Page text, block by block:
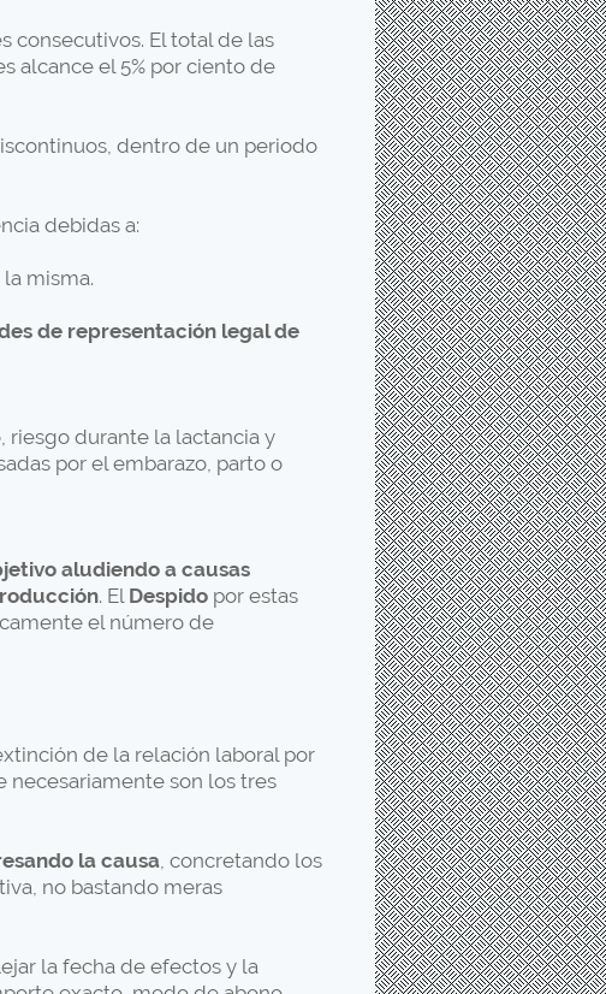
consecutivos. El total de las
alcance el 5% por ciento de
dentro de un periodo
debidas a:
misma.
de representación legal de
riesgo durante la lactancia y
por el embarazo, parto o
aludiendo a causas
. El Despido por estas
el número de
de la relación laboral por
necesariamente son los tres
la causa , concretando los
no bastando meras
la fecha de efectos y la